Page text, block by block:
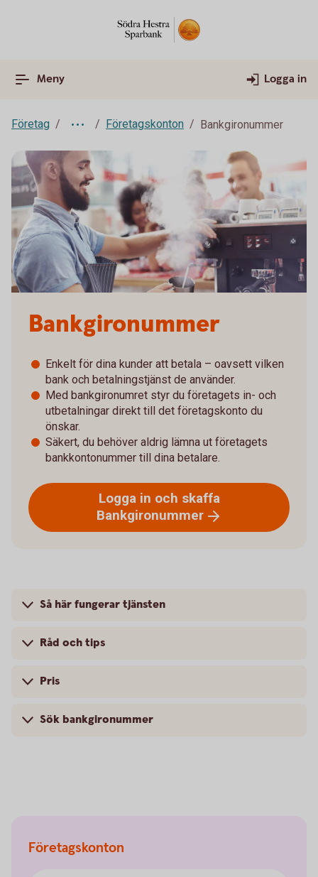
Meny Logga in
Företag Företagskonton Bankgironummer
Bankgironummer
Enkelt för dina kunder att betala – oavsett vilken
bank och betalningstjänst de använder.
Med bankgironumret styr du företagets in- och
utbetalningar direkt till det företagskonto du
önskar.
Säkert, du behöver aldrig lämna ut företagets
bankkontonummer till dina betalare.
Logga in och skaffa
Bankgironummer
Så här fungerar tjänsten
Råd och tips
Pris
Sök bankgironummer
Företagskonton